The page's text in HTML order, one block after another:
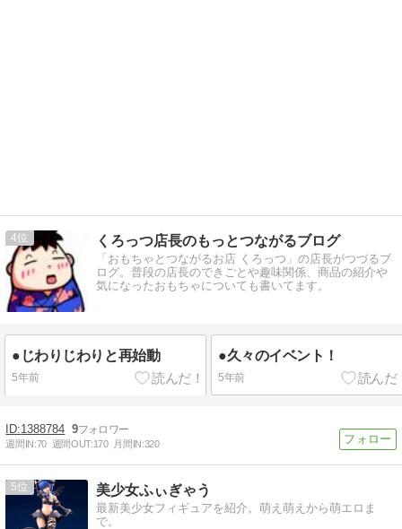
4 くろっつ店長のもっとつながるブログ
「おもちゃとつながるお店 くろっつ」の店長がつづるブ
ログ。普段の店長のできごとや趣味関係、商品の紹介や
気になったおもちゃについても書いてます。
●じわりじわりと再始動
5年前
●久々のイベント！
5年前
1388784 9
週間IN:70 週間OUT:170 月間IN:320
5 美少女ふぃぎゃう
最新美少女フィギュアを紹介。萌え萌えから萌エロま
で。